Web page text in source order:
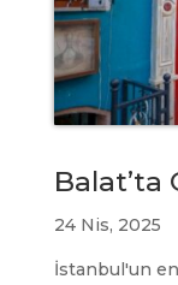
Balat’ta
24 Nis, 2025
İstanbul'un